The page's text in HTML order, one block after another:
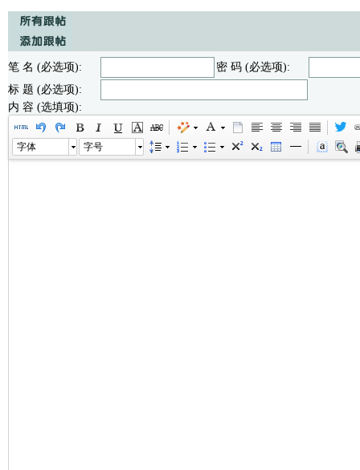
笔 名 (必选项):
密 码 (必选项):
标 题 (必选项):
内 容 (选填项):
字体 字号